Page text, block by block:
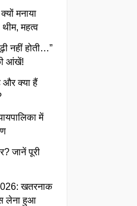
मनाया
महत्व
नहीं होती…”
आंखें!
क्या हैं
में
जानें पूरी
खतरनाक
लेना हुआ